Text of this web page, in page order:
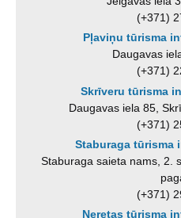
(+371)
Pļaviņu tūrisma
Daugavas
(+371)
Skrīveru tūrisma
Daugavas iela 85,
(+371)
Staburaga tūrisma
Staburaga saieta nams, 2.
(+371)
Neretas tūrisma